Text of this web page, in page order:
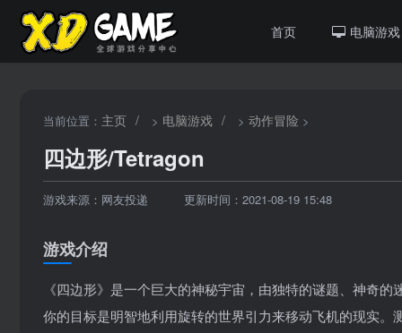
首页 电脑游戏
当前位置： 主页 / > 电脑游戏 / > 动作冒险 >
四边形/Tetragon
游戏来源：网友投递 更新时间：2021-08-19 15:48
游戏介绍
《四边形》是一个巨大的神秘宇宙，由独特的谜题、神奇
你的目标是明智地利用旋转的世界引力来移动飞机的现实